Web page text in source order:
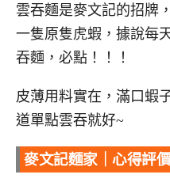
雲吞麵是麥文記的招牌
一隻原隻虎蝦，據說每
吞麵，必點！！！
皮薄用料實在，滿口蝦
道單點雲吞就好~
麥文記麵家｜心得評價